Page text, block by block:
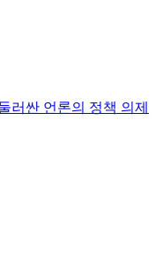
러싼 언론의 정책 의제